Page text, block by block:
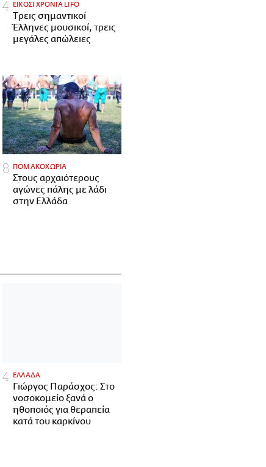
ΕΙΚΟΣΙ ΧΡΟΝΙΑ LIFO
Tρεις σημαντικοί
Έλληνες μουσικοί, τρεις
μεγάλες απώλειες
ΠΟΜΑΚΟΧΩΡΙΑ
Στους αρχαιότερους
αγώνες πάλης με λάδι
στην Ελλάδα
ΕΛΛΑΔΑ
Γιώργος Παράσχος: Στο
νοσοκομείο ξανά ο
ηθοποιός για θεραπεία
κατά του καρκίνου